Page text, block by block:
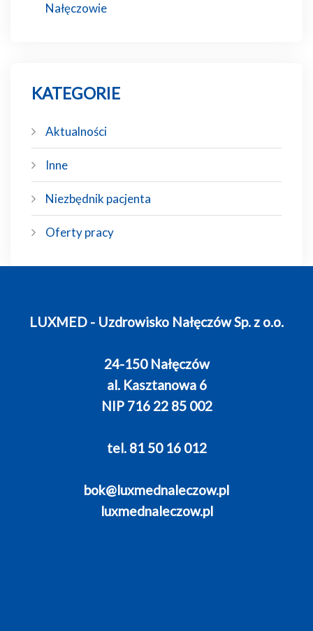
Nałęczowie
KATEGORIE
Aktualności
Inne
Niezbędnik pacjenta
Oferty pracy
LUXMED - Uzdrowisko Nałęczów Sp. z o.o.
24-150 Nałęczów
al. Kasztanowa 6
NIP 716 22 85 002
tel. 81 50 16 012
bok@luxmednaleczow.pl
luxmednaleczow.pl